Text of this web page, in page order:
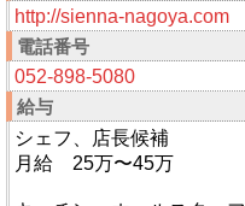
http://sienna-nagoya.com
電話番号
052-898-5080
給与
シェフ、店長候補
月給 25万〜45万